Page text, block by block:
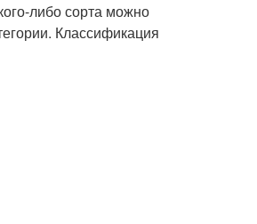
либо сорта можно
Классификация